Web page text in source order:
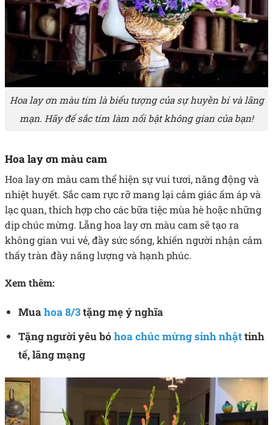
Hoa lay ơn màu tím là biểu tượng của sự huyền bí và lãng
mạn. Hãy để sắc tím làm nổi bật không gian của bạn!
Hoa lay ơn màu cam
Hoa lay ơn màu cam thể hiện sự vui tươi, năng động và
nhiệt huyết. Sắc cam rực rỡ mang lại cảm giác ấm áp và
lạc quan, thích hợp cho các bữa tiệc mùa hè hoặc những
dịp chúc mừng. Lẵng hoa lay ơn màu cam sẽ tạo ra
không gian vui vẻ, đầy sức sống, khiến người nhận cảm
thấy tràn đầy năng lượng và hạnh phúc.
Xem thêm:
Muahoa 8/3tặng mẹ ý nghĩa
Tặng người yêu bóhoa chúc mừng sinh nhậttinh
tế, lãng mạng